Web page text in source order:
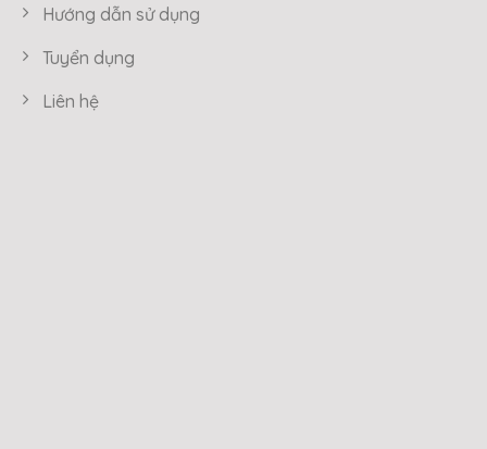
Hướng dẫn sử dụng
Tuyển dụng
Liên hệ